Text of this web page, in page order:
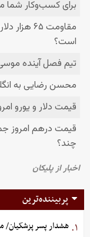
پربیننده‌ترین
۱. هشدار پسر